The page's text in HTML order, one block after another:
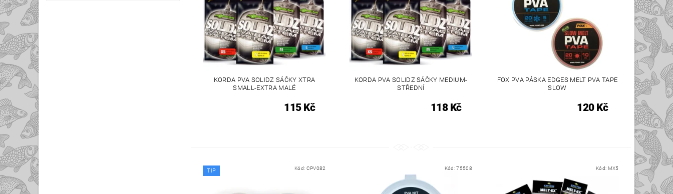
KORDA PVA SOLIDZ SÁČKY XTRA
SMALL-EXTRA MALÉ
115 Kč
KORDA PVA SOLIDZ SÁČKY MEDIUM-
STŘEDNÍ
118 Kč
FOX PVA PÁSKA EDGES MELT PVA TAPE
SLOW
120 Kč
TIP Kód: CPV082 Kód:75508 Kód: MX5